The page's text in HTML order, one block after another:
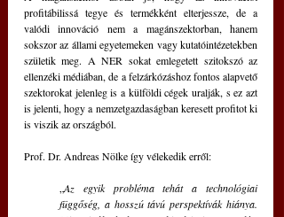
profitábilissá tegye és termékként elterjessze, de a
valódi innováció nem a magánszektorban, hanem
sokszor az állami egyetemeken vagy kutatóintézetekben
születik meg. A NER sokat emlegetett szitokszó az
ellenzéki médiában, de a felzárkózáshoz fontos alapvető
szektorokat jelenleg is a külföldi cégek uralják, s ez azt
is jelenti, hogy a nemzetgazdaságban keresett profitot ki
is viszik az országból.
Prof. Dr. Andreas Nölke így vélekedik erről:
„Az egyik probléma tehát a technológiai
függőség, a hosszú távú perspektívák hiánya.